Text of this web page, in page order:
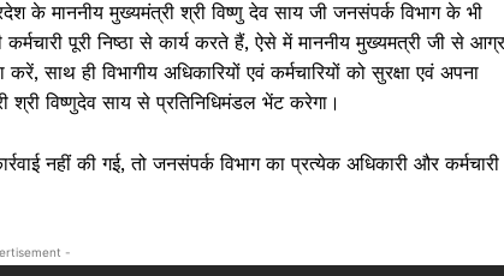
मनोरंजन
बिजनेस
ई-पेपर
के माननीय मुख्यमंत्री श्री विष्णु देव साय जी जनसंपर्क विभाग के भी
पूरी निष्ठा से कार्य करते हैं, ऐसे में माननीय मुख्यमत्री जी से
साथ ही विभागीय अधिकारियों एवं कर्मचारियों को सुरक्षा एवं अपना
श्री विष्णुदेव साय से प्रतिनिधिमंडल भेंट करेगा।
नहीं की गई, तो जनसंपर्क विभाग का प्रत्येक अधिकारी और कर्मचारी
-